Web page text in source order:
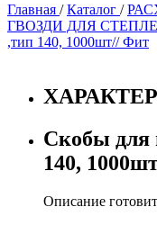
Главная /Каталог /
ГВОЗДИ ДЛЯ
,тип 140, 1000шт// Фит
Скобы для
140,
Описание